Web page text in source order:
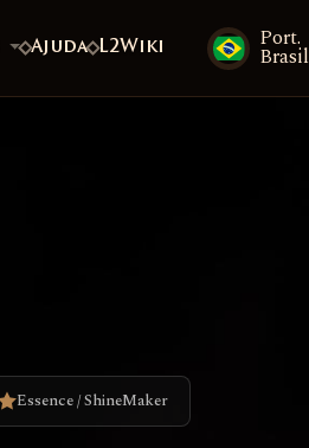
Ajuda L2Wiki Port.
Brasil
Essence / ShineMaker